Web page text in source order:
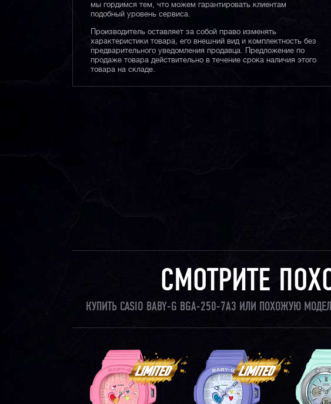
мы гордимся тем, что можем гарантировать клиентам
подобный уровень сервиса.
Производитель оставляет за собой право изменять
характеристики товара, его внешний вид и комплектность без
предварительного уведомления продавца. Предложение по
продаже товара действительно в течение срока наличия этого
товара на складе.
СМОТРИТЕ
КУПИТЬ CASIO BABY-G BGA-250-7A3 ИЛИ ПОХОЖУЮ